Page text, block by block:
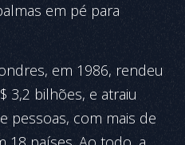
em pé para
em 1986, rendeu
3,2 bilhões, e atraiu
pessoas, com mais de